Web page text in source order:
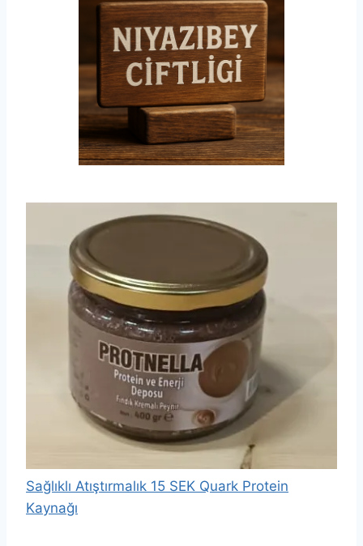
Sağlıklı Atıştırmalık 15 SEK Quark Protein
Kaynağı